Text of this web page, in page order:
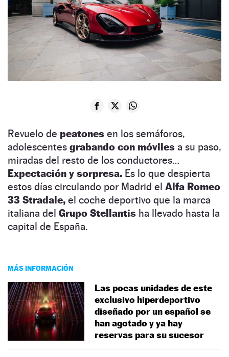
Revuelo de peatones en los semáforos,
adolescentes grabando con móviles a su paso,
miradas del resto de los conductores…
Expectación y sorpresa. Es lo que despierta
estos días circulando por Madrid el Alfa Romeo
33 Stradale, el coche deportivo que la marca
italiana del Grupo Stellantis ha llevado hasta la
capital de España.
MÁS INFORMACIÓN
Las pocas unidades de este
exclusivo hiperdeportivo
diseñado por un español se
han agotado y ya hay
reservas para su sucesor